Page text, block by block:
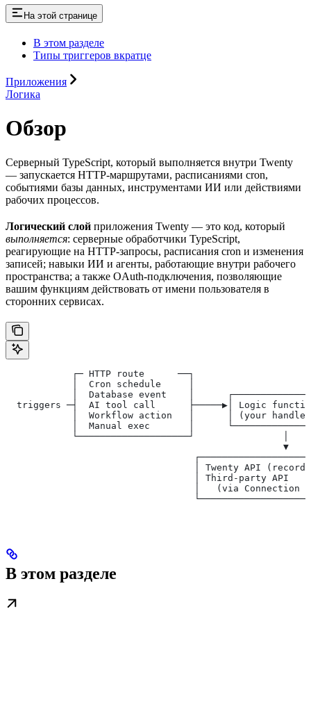
На этой странице
В этом разделе
Типы триггеров вкратце
Приложения
Логика
Обзор
Серверный TypeScript, который выполняется внутри Twenty
— запускается HTTP-маршрутами, расписаниями cron,
событиями базы данных, инструментами ИИ или действиями
рабочих процессов.
Логический слой приложения Twenty — это код, который
выполняется: серверные обработчики TypeScript,
реагирующие на HTTP-запросы, расписания cron и изменения
записей; навыки ИИ и агенты, работающие внутри рабочего
пространства; а также OAuth-подключения, позволяющие
вашим функциям действовать от имени пользователя в
сторонних сервисах.
            ┌─ HTTP route      ──┐
            │  Cron schedule     │
│  Database event    │
triggers ─┤  AI tool call      ├─────▶│ Logic
│  Workflow action   │      │ (your
│  Manual exec       │
            └────────────────────┘                │
                                                  ▼
│ Twenty API
│ Third-party API
│   (via Connection
В этом разделе